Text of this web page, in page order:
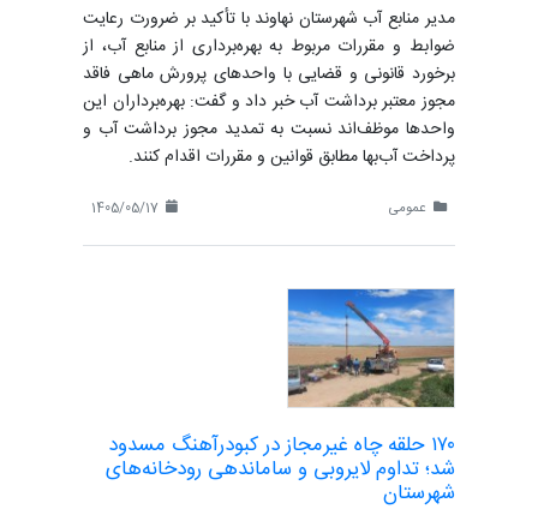
مدیر منابع آب شهرستان نهاوند با تأکید بر ضرورت رعایت
ضوابط و مقررات مربوط به بهره‌برداری از منابع آب، از
برخورد قانونی و قضایی با واحدهای پرورش ماهی فاقد
مجوز معتبر برداشت آب خبر داد و گفت: بهره‌برداران این
واحدها موظف‌اند نسبت به تمدید مجوز برداشت آب و
پرداخت آب‌بها مطابق قوانین و مقررات اقدام کنند.
عمومی
۱۷۰ حلقه چاه غیرمجاز در کبودرآهنگ مسدود
شد؛ تداوم لایروبی و ساماندهی رودخانه‌های
شهرستان